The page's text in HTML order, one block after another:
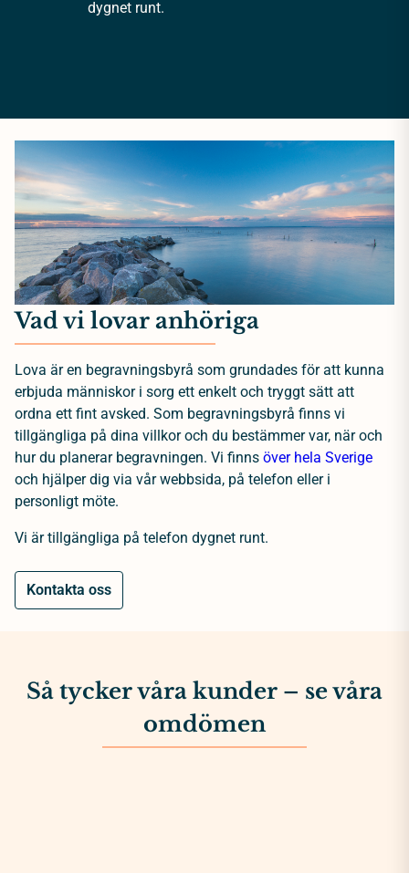
dygnet runt.
Vad vi lovar anhöriga
Lova är en begravningsbyrå som grundades för att kunna
erbjuda människor i sorg ett enkelt och tryggt sätt att
ordna ett fint avsked. Som begravningsbyrå finns vi
tillgängliga på dina villkor och du bestämmer var, när och
hur du planerar begravningen. Vi finns över hela Sverige
och hjälper dig via vår webbsida, på telefon eller i
personligt möte.
Vi är tillgängliga på telefon dygnet runt.
Kontakta oss
Så tycker våra kunder – se våra
omdömen